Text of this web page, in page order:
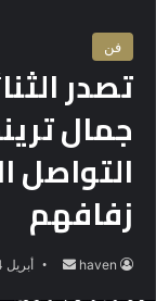
فن
تصدر
جمال
التواصل
زفافهم
haven أبريل 24, 2025